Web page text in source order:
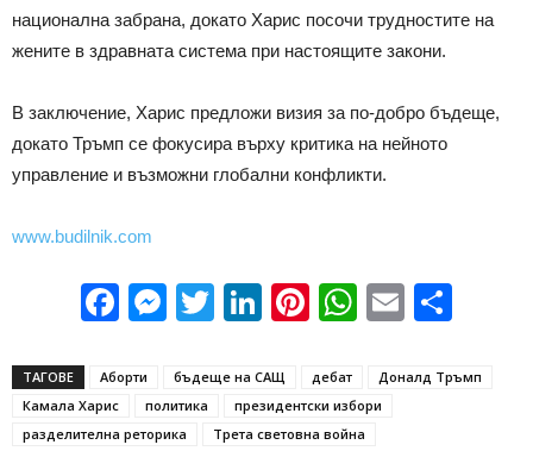
национална забрана, докато Харис посочи трудностите на
жените в здравната система при настоящите закони.
В заключение, Харис предложи визия за по-добро бъдеще,
докато Тръмп се фокусира върху критика на нейното
управление и възможни глобални конфликти.
www.budilnik.com
Facebook
Messenger
Twitter
LinkedIn
Pinterest
WhatsApp
Email
ТАГОВЕ Аборти бъдеще на САЩ дебат
Доналд Тръмп
Камала Харис
политика
президентски избори
разделителна реторика
Трета световна война